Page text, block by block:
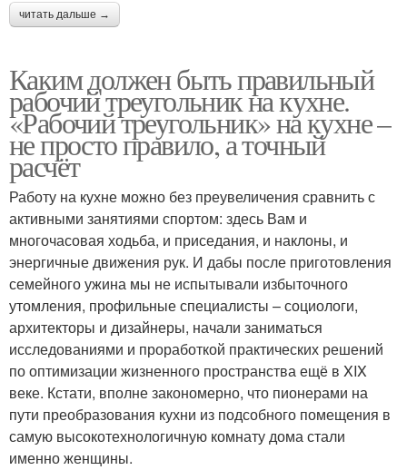
читать дальше →
Каким должен быть правильный
рабочий треугольник на кухне.
«Рабочий треугольник» на кухне –
не просто правило, а точный
расчёт
Работу на кухне можно без преувеличения сравнить с
активными занятиями спортом: здесь Вам и
многочасовая ходьба, и приседания, и наклоны, и
энергичные движения рук. И дабы после приготовления
семейного ужина мы не испытывали избыточного
утомления, профильные специалисты – социологи,
архитекторы и дизайнеры, начали заниматься
исследованиями и проработкой практических решений
по оптимизации жизненного пространства ещё в XIX
веке. Кстати, вполне закономерно, что пионерами на
пути преобразования кухни из подсобного помещения в
самую высокотехнологичную комнату дома стали
именно женщины.